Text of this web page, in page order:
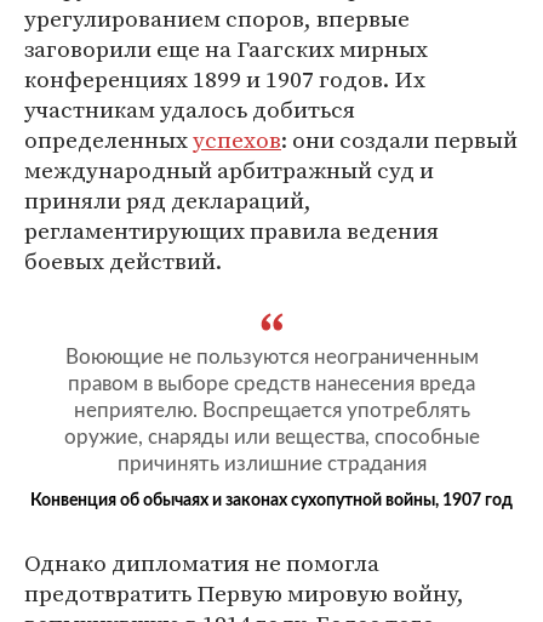
урегулированием споров, впервые
заговорили еще на Гаагских мирных
конференциях 1899 и 1907 годов. Их
участникам удалось добиться
определенныхуспехов: они создали первый
международный арбитражный суд и
приняли ряд деклараций,
регламентирующих правила ведения
боевых действий.
Воюющие не пользуются неограниченным
правом в выборе средств нанесения вреда
неприятелю. Воспрещается употреблять
оружие, снаряды или вещества, способные
причинять излишние страдания
Конвенция об обычаях и законах сухопутной войны, 1907 год
Однако дипломатия не помогла
предотвратить Первую мировую войну,